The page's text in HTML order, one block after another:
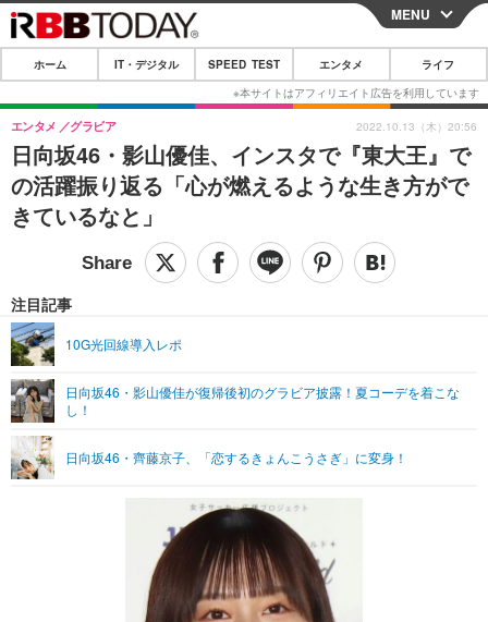
CLOSE
ホーム
IT・デジタル
IT・デジタルTOP スマートフォン
ネタ ガジェット・ツール
ショッピング その他
SPEED TEST
エンタメ
エンタメTOP 映画・ドラマ
音楽
グラビア ブログ
ペット
その他
リリース一覧
プッシュ通知の停止方法
MENU
ホーム IT・デジタル SPEED TEST エンタメ ライフ
日向坂46・影山優佳、インスタで『東大王』で
の活躍振り返る「心が燃えるような生き方がで
きているなと」
エンタメ グラビア
注目記事
10G光回線導入レポ
日向坂46・影山優佳が復帰後初のグラビア披露！夏コーデを着こな
し！
日向坂46・齊藤京子、「恋するきょんこうさぎ」に変身！
2022.10.13（木）20:56